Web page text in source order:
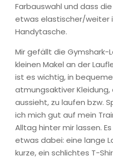
Farbauswahl und dass
etwas elastischer/weiter
Handytasche.
Mir gefällt die Gymshark-
kleinen Makel an der
ist es wichtig, in
atmungsaktiver
aussieht, zu laufen bzw.
ich mich gut auf mein
Alltag hinter mir lassen.
etwas dabei: eine lange
kurze, ein schlichtes T-